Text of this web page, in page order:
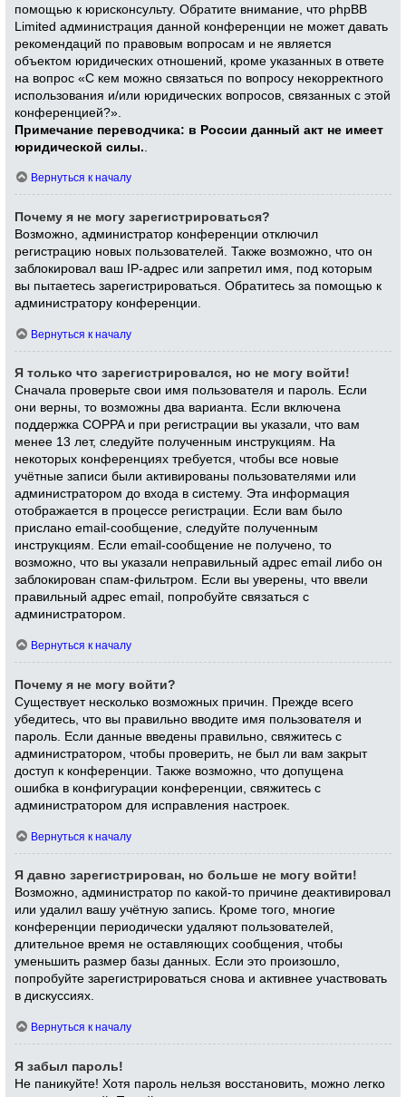
помощью к юрисконсульту. Обратите внимание, что phpBB
Limited администрация данной конференции не может давать
рекомендаций по правовым вопросам и не является
объектом юридических отношений, кроме указанных в ответе
на вопрос «С кем можно связаться по вопросу некорректного
использования и/или юридических вопросов, связанных с этой
конференцией?».
Примечание переводчика: в России данный акт не имеет
юридической силы.
Вернуться к началу
Почему я не могу зарегистрироваться?
Возможно, администратор конференции отключил
регистрацию новых пользователей. Также возможно, что он
заблокировал ваш IP-адрес или запретил имя, под которым
вы пытаетесь зарегистрироваться. Обратитесь за помощью к
администратору конференции.
Вернуться к началу
Я только что зарегистрировался, но не могу войти!
Сначала проверьте свои имя пользователя и пароль. Если
они верны, то возможны два варианта. Если включена
поддержка COPPA и при регистрации вы указали, что вам
менее 13 лет, следуйте полученным инструкциям. На
некоторых конференциях требуется, чтобы все новые
учётные записи были активированы пользователями или
администратором до входа в систему. Эта информация
отображается в процессе регистрации. Если вам было
прислано email-сообщение, следуйте полученным
инструкциям. Если email-сообщение не получено, то
возможно, что вы указали неправильный адрес email либо он
заблокирован спам-фильтром. Если вы уверены, что ввели
правильный адрес email, попробуйте связаться с
администратором.
Вернуться к началу
Почему я не могу войти?
Существует несколько возможных причин. Прежде всего
убедитесь, что вы правильно вводите имя пользователя и
пароль. Если данные введены правильно, свяжитесь с
администратором, чтобы проверить, не был ли вам закрыт
доступ к конференции. Также возможно, что допущена
ошибка в конфигурации конференции, свяжитесь с
администратором для исправления настроек.
Вернуться к началу
Я давно зарегистрирован, но больше не могу войти!
Возможно, администратор по какой-то причине деактивировал
или удалил вашу учётную запись. Кроме того, многие
конференции периодически удаляют пользователей,
длительное время не оставляющих сообщения, чтобы
уменьшить размер базы данных. Если это произошло,
попробуйте зарегистрироваться снова и активнее участвовать
в дискуссиях.
Вернуться к началу
Я забыл пароль!
Не паникуйте! Хотя пароль нельзя восстановить, можно легко